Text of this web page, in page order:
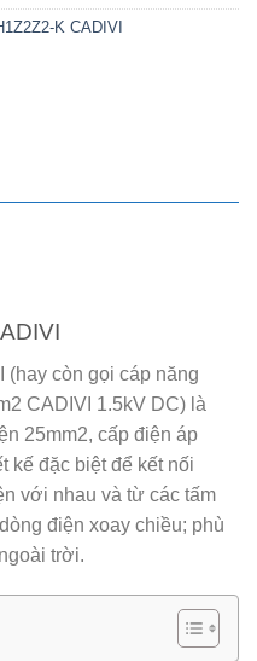
K CADIVI
(hay còn gọi cáp năng
CADIVI 1.5kV DC) là
25mm2, cấp điện áp
kế đặc biệt để kết nối
với nhau và từ các tấm
điện xoay chiều; phù
trời.